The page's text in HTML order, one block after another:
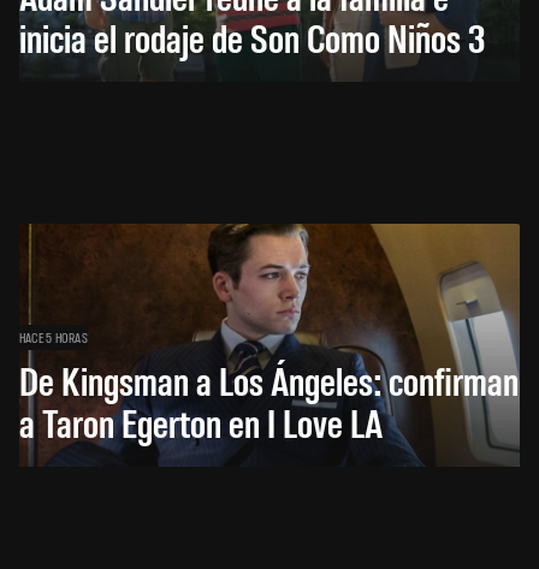
inicia el rodaje de Son Como Niños 3
HACE 5 HORAS
De Kingsman a Los Ángeles: confirman
a Taron Egerton en I Love LA